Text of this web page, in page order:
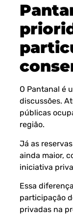
O Pantanal é
discussões.
públicas
região.
Já as
ainda maior,
iniciativa
Essa
participação
privadas na